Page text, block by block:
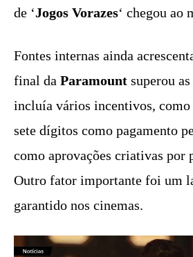
de ‘Jogos Vorazes‘ chegou ao
Fontes internas ainda
final da Paramount superou
incluía vários incentivos, como
sete dígitos como pagamento
como aprovações criativas por
Outro fator importante foi um
garantido nos cinemas.